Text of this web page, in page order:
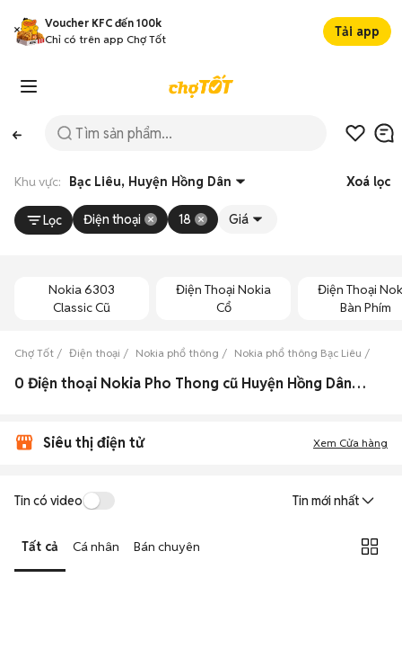
Voucher KFC đến 100k
Chỉ có trên app Chợ Tốt
Tải app
Khu vực: Bạc Liêu, Huyện Hồng Dân Xoá lọc
Lọc Điện thoại 18 Giá
Nokia 6303
Classic Cũ
Điện Thoại Nokia
Cổ
Điện Thoại
Bàn Phím
Chợ Tốt Điện thoại Nokia phổ thông Nokia phổ thông Bạc Liêu
0 Điện thoại Nokia Pho Thong cũ Huyện Hồng Dân, Bạc Liêu
Siêu thị điện tử Xem Cửa hàng
Tin có video Tin mới nhất
Tất cả Cá nhân Bán chuyên